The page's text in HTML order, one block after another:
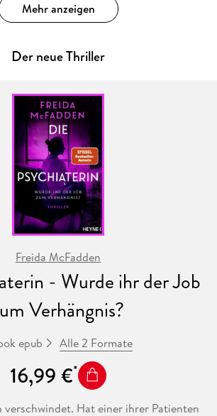
Mehr anzeigen
Der neue Thriller
Freida McFadden
- Wurde ihr der Job
Verhängnis?
epub Alle 2 Formate
16,99 €
verschwindet. Hat einer ihrer Patienten